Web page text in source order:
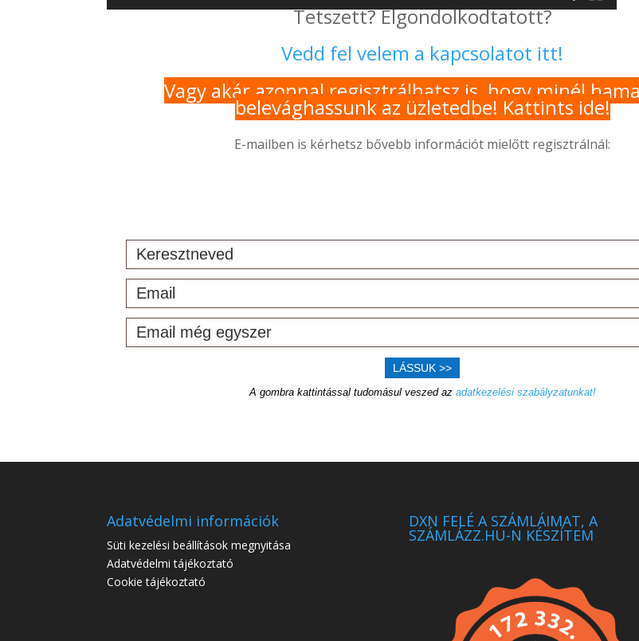
Tetszett? Elgondolkodtatott?
Vedd fel velem a kapcsolatot itt!
Vagy akár azonnal regisztrálhatsz is, hogy minél
belevághassunk az üzletedbe! Kattints ide!
E-mailben is kérhetsz bővebb információt mielőtt regisztrálnál:
LÁSSUK >>
A gombra kattintással tudomásul veszed az adatkezelési szabályzatunkat!
Adatvédelmi információk
Süti kezelési beállítások megnyitása
Adatvédelmi tájékoztató
Cookie tájékoztató
DXN FELÉ A SZÁMLÁIMAT, A
SZÁMLÁZZ.HU-N KÉSZÍTEM